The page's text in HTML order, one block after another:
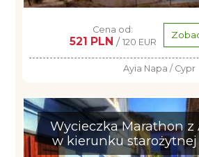
Cena od:
521 PLN / 120 EUR
Ayia Napa / Cypr
Wycieczka Marathon z
w kierunku